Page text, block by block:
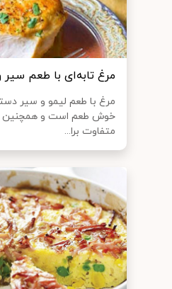
مرغ تابه‌ای با طعم سیر
مرغ با طعم لیمو و سیر
خوش طعم است و همچنین
متفاوت برا...